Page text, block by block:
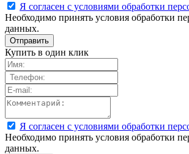
Я согласен с условиями обработки
Необходимо принять условия обработки
данных.
Купить в один клик
Я согласен с условиями обработки
Необходимо принять условия обработки
данных.